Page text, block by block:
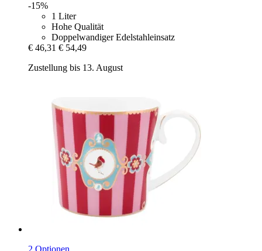
-15%
1 Liter
Hohe Qualität
Doppelwandiger Edelstahleinsatz
€ 46,31 € 54,49
Zustellung bis 13. August